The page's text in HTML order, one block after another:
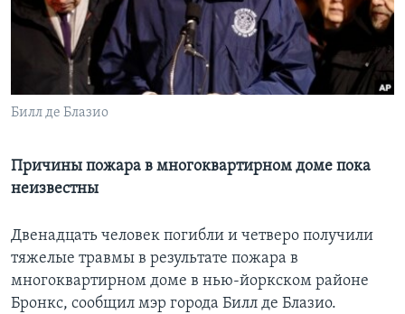
Learning English
СОЦИАЛЬНЫЕ СЕТИ
Языки
Билл де Блазио
Причины пожара в многоквартирном доме пока
неизвестны
Двенадцать человек погибли и четверо получили
тяжелые травмы в результате пожара в
многоквартирном доме в нью-йоркском районе
Бронкс, сообщил мэр города Билл де Блазио.